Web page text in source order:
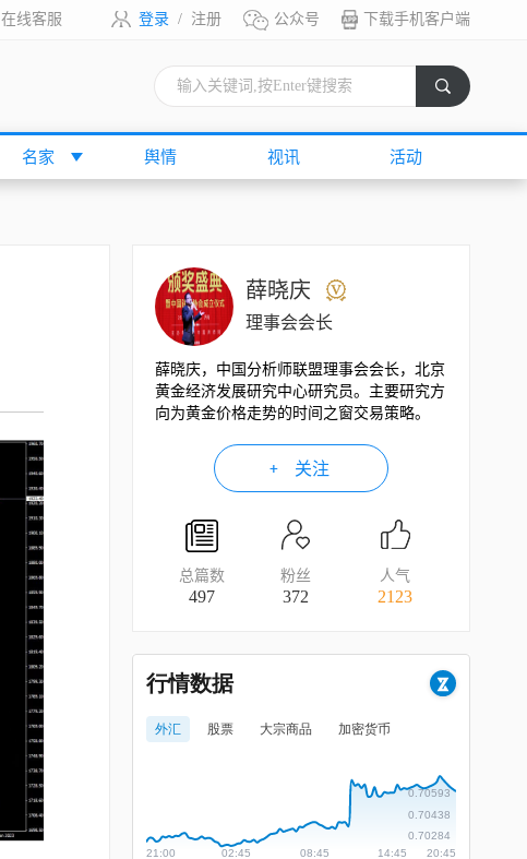
登录 / 注册 公众号 下载手机客户端
在线客服
名家 舆情 视讯 活动
薛晓庆
理事会会长
薛晓庆，中国分析师联盟理事会会长，北京
黄金经济发展研究中心研究员。主要研究方
向为黄金价格走势的时间之窗交易策略。
关注
总篇数
497
粉丝
372
人气
2123